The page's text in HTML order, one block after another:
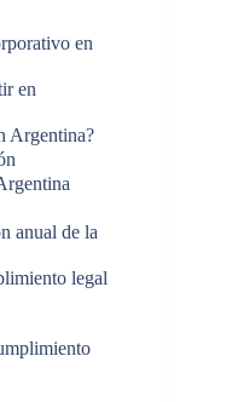
en
en
Argentina?
anual de la
legal